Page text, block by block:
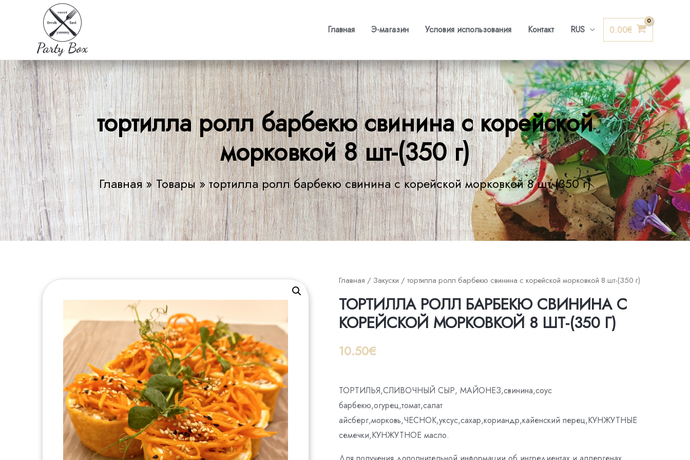
содержимому
Главная Э-магазин Условия использования Контакт RUS 0.00€
тортилла ролл барбекю свинина с корейской
морковкой 8 шт-(350 г)
Главная Товары тортилла ролл барбекю свинина с корейской морковкой 8 шт-(350 г)
Главная / Закуски / тортилла ролл барбекю свинина с корейской морковкой 8 шт-(350 г)
ТОРТИЛЛА РОЛЛ БАРБЕКЮ СВИНИНА С
КОРЕЙСКОЙ МОРКОВКОЙ 8 ШТ-(350 Г)
10.50€
ТОРТИЛЬЯ,СЛИВОЧНЫЙ СЫР, МАЙОНЕЗ,свинина,соус
барбекю,огурец,томат,салат
айсберг,морковь,ЧЕСНОК,уксус,сахар,кориандр,кайенский перец,КУНЖУТНЫЕ
семечки,КУНЖУТНОЕ масло.